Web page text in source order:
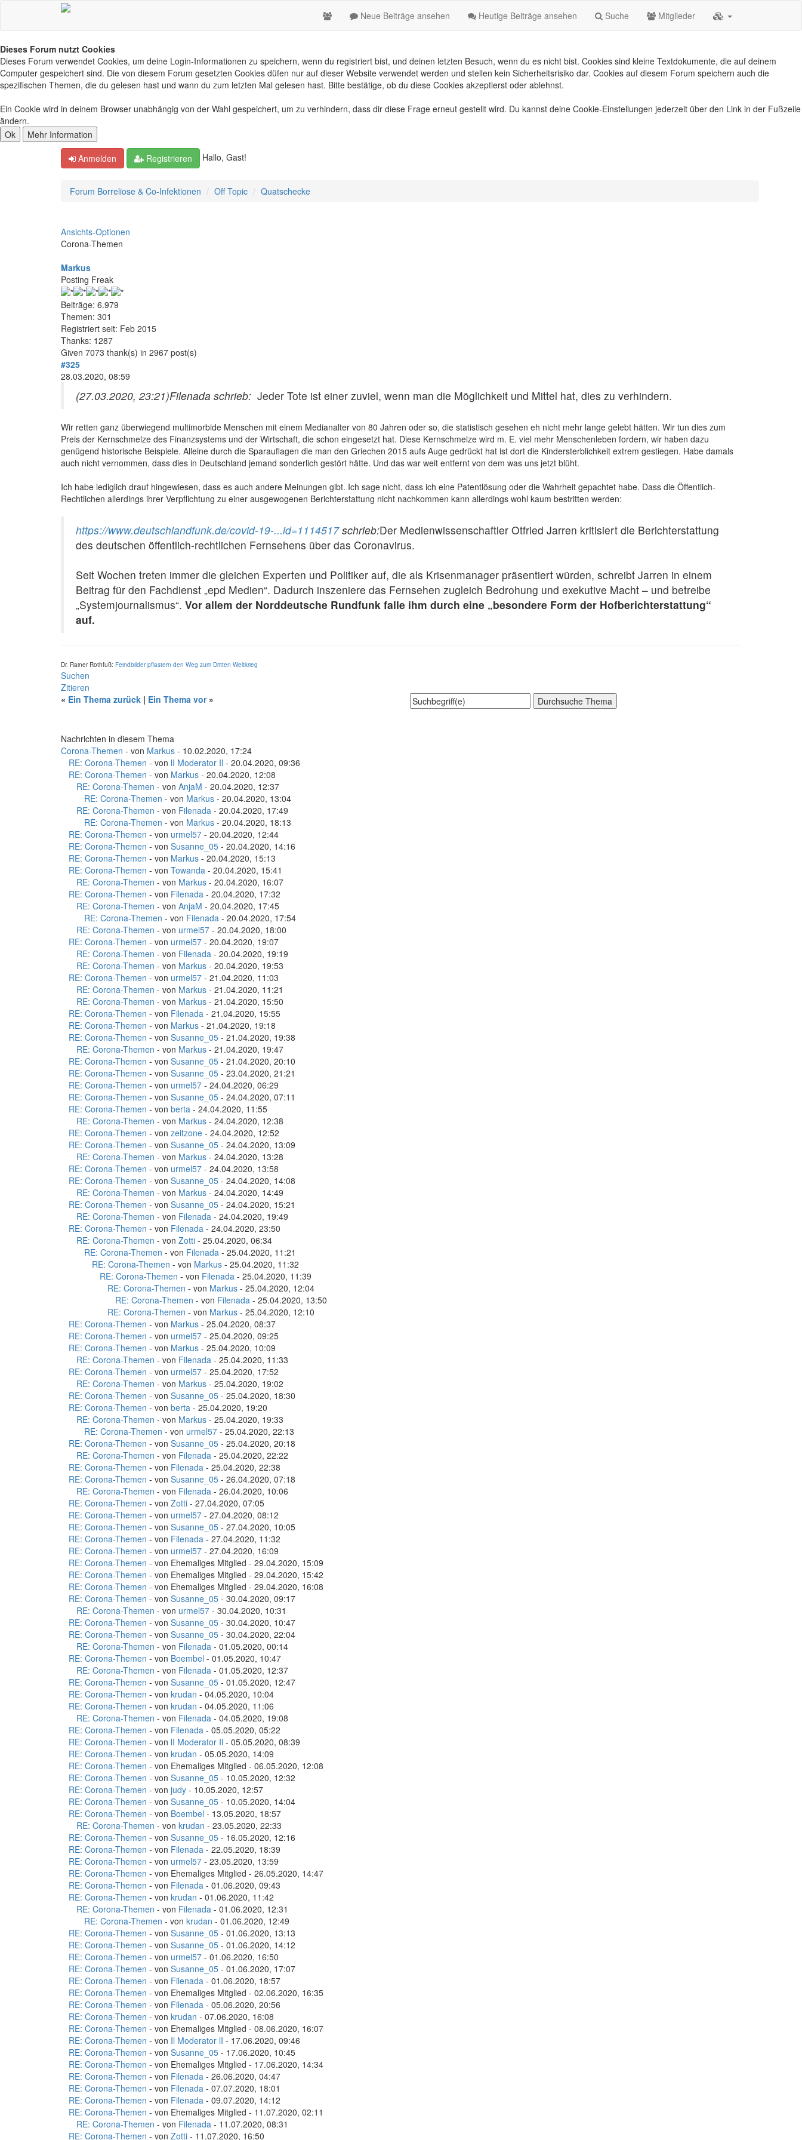
Neue Beiträge ansehen Heutige Beiträge ansehen Suche Mitglieder
Dieses Forum nutzt Cookies
Dieses Forum verwendet Cookies, um deine Login-Informationen zu speichern, wenn du registriert bist, und deinen letzten Besuch, wenn du es nicht bist. Cookies sind kleine Textdokumente, die auf deinem
Computer gespeichert sind. Die von diesem Forum gesetzten Cookies düfen nur auf dieser Website verwendet werden und stellen kein Sicherheitsrisiko dar. Cookies auf diesem Forum speichern auch die
spezifischen Themen, die du gelesen hast und wann du zum letzten Mal gelesen hast. Bitte bestätige, ob du diese Cookies akzeptierst oder ablehnst.
Ein Cookie wird in deinem Browser unabhängig von der Wahl gespeichert, um zu verhindern, dass dir diese Frage erneut gestellt wird. Du kannst deine Cookie-Einstellungen jederzeit über den Link in der Fußzeile
ändern.
Anmelden Registrieren Hallo, Gast!
Forum Borreliose & Co-Infektionen Off Topic Quatschecke
Ansichts-Optionen
Corona-Themen
Markus
Posting Freak
Beiträge: 6.979
Themen: 301
Registriert seit: Feb 2015
Thanks: 1287
Given 7073 thank(s) in 2967 post(s)
#325
28.03.2020, 08:59
(27.03.2020, 23:21)Filenada schrieb: Jeder Tote ist einer zuviel, wenn man die Möglichkeit und Mittel hat, dies zu verhindern.
Wir retten ganz überwiegend multimorbide Menschen mit einem Medianalter von 80 Jahren oder so, die statistisch gesehen eh nicht mehr lange gelebt hätten. Wir tun dies zum
Preis der Kernschmelze des Finanzsystems und der Wirtschaft, die schon eingesetzt hat. Diese Kernschmelze wird m. E. viel mehr Menschenleben fordern, wir haben dazu
genügend historische Beispiele. Alleine durch die Sparauflagen die man den Griechen 2015 aufs Auge gedrückt hat ist dort die Kindersterblichkeit extrem gestiegen. Habe damals
auch nicht vernommen, dass dies in Deutschland jemand sonderlich gestört hätte. Und das war weit entfernt von dem was uns jetzt blüht.
Ich habe lediglich drauf hingewiesen, dass es auch andere Meinungen gibt. Ich sage nicht, dass ich eine Patentlösung oder die Wahrheit gepachtet habe. Dass die Öffentlich-
Rechtlichen allerdings ihrer Verpflichtung zu einer ausgewogenen Berichterstattung nicht nachkommen kann allerdings wohl kaum bestritten werden:
https://www.deutschlandfunk.de/covid-19-...id=1114517schrieb:Der Medienwissenschaftler Otfried Jarren kritisiert die Berichterstattung
des deutschen öffentlich-rechtlichen Fernsehens über das Coronavirus.
Seit Wochen treten immer die gleichen Experten und Politiker auf, die als Krisenmanager präsentiert würden, schreibt Jarren in einem
Beitrag für den Fachdienst „epd Medien“. Dadurch inszeniere das Fernsehen zugleich Bedrohung und exekutive Macht – und betreibe
„Systemjournalismus“. Vor allem der Norddeutsche Rundfunk falle ihm durch eine „besondere Form der Hofberichterstattung“
auf.
Dr. Rainer Rothfuß: Feindbilder pflastern den Weg zum Dritten Weltkrieg
Suchen
Zitieren
« Ein Thema zurück | Ein Thema vor»
Nachrichten in diesem Thema
Corona-Themen - von Markus - 10.02.2020, 17:24
RE: Corona-Themen - von lI Moderator Il - 20.04.2020, 09:36
RE: Corona-Themen - von Markus - 20.04.2020, 12:08
RE: Corona-Themen - von AnjaM - 20.04.2020, 12:37
RE: Corona-Themen - von Markus - 20.04.2020, 13:04
RE: Corona-Themen - von Filenada - 20.04.2020, 17:49
RE: Corona-Themen - von Markus - 20.04.2020, 18:13
RE: Corona-Themen - von urmel57 - 20.04.2020, 12:44
RE: Corona-Themen - von Susanne_05 - 20.04.2020, 14:16
RE: Corona-Themen - von Markus - 20.04.2020, 15:13
RE: Corona-Themen - von Towanda - 20.04.2020, 15:41
RE: Corona-Themen - von Markus - 20.04.2020, 16:07
RE: Corona-Themen - von Filenada - 20.04.2020, 17:32
RE: Corona-Themen - von AnjaM - 20.04.2020, 17:45
RE: Corona-Themen - von Filenada - 20.04.2020, 17:54
RE: Corona-Themen - von urmel57 - 20.04.2020, 18:00
RE: Corona-Themen - von urmel57 - 20.04.2020, 19:07
RE: Corona-Themen - von Filenada - 20.04.2020, 19:19
RE: Corona-Themen - von Markus - 20.04.2020, 19:53
RE: Corona-Themen - von urmel57 - 21.04.2020, 11:03
RE: Corona-Themen - von Markus - 21.04.2020, 11:21
RE: Corona-Themen - von Markus - 21.04.2020, 15:50
RE: Corona-Themen - von Filenada - 21.04.2020, 15:55
RE: Corona-Themen - von Markus - 21.04.2020, 19:18
RE: Corona-Themen - von Susanne_05 - 21.04.2020, 19:38
RE: Corona-Themen - von Markus - 21.04.2020, 19:47
RE: Corona-Themen - von Susanne_05 - 21.04.2020, 20:10
RE: Corona-Themen - von Susanne_05 - 23.04.2020, 21:21
RE: Corona-Themen - von urmel57 - 24.04.2020, 06:29
RE: Corona-Themen - von Susanne_05 - 24.04.2020, 07:11
RE: Corona-Themen - von berta - 24.04.2020, 11:55
RE: Corona-Themen - von Markus - 24.04.2020, 12:38
RE: Corona-Themen - von zeitzone - 24.04.2020, 12:52
RE: Corona-Themen - von Susanne_05 - 24.04.2020, 13:09
RE: Corona-Themen - von Markus - 24.04.2020, 13:28
RE: Corona-Themen - von urmel57 - 24.04.2020, 13:58
RE: Corona-Themen - von Susanne_05 - 24.04.2020, 14:08
RE: Corona-Themen - von Markus - 24.04.2020, 14:49
RE: Corona-Themen - von Susanne_05 - 24.04.2020, 15:21
RE: Corona-Themen - von Filenada - 24.04.2020, 19:49
RE: Corona-Themen - von Filenada - 24.04.2020, 23:50
RE: Corona-Themen - von Zotti - 25.04.2020, 06:34
RE: Corona-Themen - von Filenada - 25.04.2020, 11:21
RE: Corona-Themen - von Markus - 25.04.2020, 11:32
RE: Corona-Themen - von Filenada - 25.04.2020, 11:39
RE: Corona-Themen - von Markus - 25.04.2020, 12:04
RE: Corona-Themen - von Filenada - 25.04.2020, 13:50
RE: Corona-Themen - von Markus - 25.04.2020, 12:10
RE: Corona-Themen - von Markus - 25.04.2020, 08:37
RE: Corona-Themen - von urmel57 - 25.04.2020, 09:25
RE: Corona-Themen - von Markus - 25.04.2020, 10:09
RE: Corona-Themen - von Filenada - 25.04.2020, 11:33
RE: Corona-Themen - von urmel57 - 25.04.2020, 17:52
RE: Corona-Themen - von Markus - 25.04.2020, 19:02
RE: Corona-Themen - von Susanne_05 - 25.04.2020, 18:30
RE: Corona-Themen - von berta - 25.04.2020, 19:20
RE: Corona-Themen - von Markus - 25.04.2020, 19:33
RE: Corona-Themen - von urmel57 - 25.04.2020, 22:13
RE: Corona-Themen - von Susanne_05 - 25.04.2020, 20:18
RE: Corona-Themen - von Filenada - 25.04.2020, 22:22
RE: Corona-Themen - von Filenada - 25.04.2020, 22:38
RE: Corona-Themen - von Susanne_05 - 26.04.2020, 07:18
RE: Corona-Themen - von Filenada - 26.04.2020, 10:06
RE: Corona-Themen - von Zotti - 27.04.2020, 07:05
RE: Corona-Themen - von urmel57 - 27.04.2020, 08:12
RE: Corona-Themen - von Susanne_05 - 27.04.2020, 10:05
RE: Corona-Themen - von Filenada - 27.04.2020, 11:32
RE: Corona-Themen - von urmel57 - 27.04.2020, 16:09
RE: Corona-Themen - von Ehemaliges Mitglied - 29.04.2020, 15:09
RE: Corona-Themen - von Ehemaliges Mitglied - 29.04.2020, 15:42
RE: Corona-Themen - von Ehemaliges Mitglied - 29.04.2020, 16:08
RE: Corona-Themen - von Susanne_05 - 30.04.2020, 09:17
RE: Corona-Themen - von urmel57 - 30.04.2020, 10:31
RE: Corona-Themen - von Susanne_05 - 30.04.2020, 10:47
RE: Corona-Themen - von Susanne_05 - 30.04.2020, 22:04
RE: Corona-Themen - von Filenada - 01.05.2020, 00:14
RE: Corona-Themen - von Boembel - 01.05.2020, 10:47
RE: Corona-Themen - von Filenada - 01.05.2020, 12:37
RE: Corona-Themen - von Susanne_05 - 01.05.2020, 12:47
RE: Corona-Themen - von krudan - 04.05.2020, 10:04
RE: Corona-Themen - von krudan - 04.05.2020, 11:06
RE: Corona-Themen - von Filenada - 04.05.2020, 19:08
RE: Corona-Themen - von Filenada - 05.05.2020, 05:22
RE: Corona-Themen - von lI Moderator Il - 05.05.2020, 08:39
RE: Corona-Themen - von krudan - 05.05.2020, 14:09
RE: Corona-Themen - von Ehemaliges Mitglied - 06.05.2020, 12:08
RE: Corona-Themen - von Susanne_05 - 10.05.2020, 12:32
RE: Corona-Themen - von judy - 10.05.2020, 12:57
RE: Corona-Themen - von Susanne_05 - 10.05.2020, 14:04
RE: Corona-Themen - von Boembel - 13.05.2020, 18:57
RE: Corona-Themen - von krudan - 23.05.2020, 22:33
RE: Corona-Themen - von Susanne_05 - 16.05.2020, 12:16
RE: Corona-Themen - von Filenada - 22.05.2020, 18:39
RE: Corona-Themen - von urmel57 - 23.05.2020, 13:59
RE: Corona-Themen - von Ehemaliges Mitglied - 26.05.2020, 14:47
RE: Corona-Themen - von Filenada - 01.06.2020, 09:43
RE: Corona-Themen - von krudan - 01.06.2020, 11:42
RE: Corona-Themen - von Filenada - 01.06.2020, 12:31
RE: Corona-Themen - von krudan - 01.06.2020, 12:49
RE: Corona-Themen - von Susanne_05 - 01.06.2020, 13:13
RE: Corona-Themen - von Susanne_05 - 01.06.2020, 14:12
RE: Corona-Themen - von urmel57 - 01.06.2020, 16:50
RE: Corona-Themen - von Susanne_05 - 01.06.2020, 17:07
RE: Corona-Themen - von Filenada - 01.06.2020, 18:57
RE: Corona-Themen - von Ehemaliges Mitglied - 02.06.2020, 16:35
RE: Corona-Themen - von Filenada - 05.06.2020, 20:56
RE: Corona-Themen - von krudan - 07.06.2020, 16:08
RE: Corona-Themen - von Ehemaliges Mitglied - 08.06.2020, 16:07
RE: Corona-Themen - von Il Moderator lI - 17.06.2020, 09:46
RE: Corona-Themen - von Susanne_05 - 17.06.2020, 10:45
RE: Corona-Themen - von Ehemaliges Mitglied - 17.06.2020, 14:34
RE: Corona-Themen - von Filenada - 26.06.2020, 04:47
RE: Corona-Themen - von Filenada - 07.07.2020, 18:01
RE: Corona-Themen - von Filenada - 09.07.2020, 14:12
RE: Corona-Themen - von Ehemaliges Mitglied - 11.07.2020, 02:11
RE: Corona-Themen - von Filenada - 11.07.2020, 08:31
RE: Corona-Themen - von Zotti - 11.07.2020, 16:50